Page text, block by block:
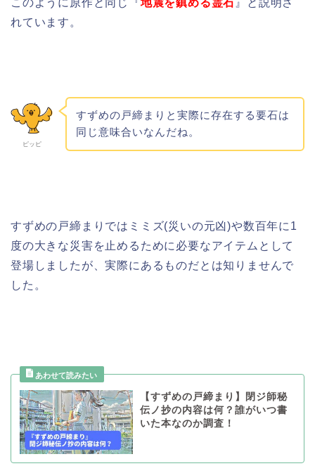
れています。
ピッピ
すずめの戸締まりと実際に存在する要石は
同じ意味合いなんだね。
すずめの戸締まりではミミズ(災いの元凶)や数百年に1
度の大きな災害を止めるために必要なアイテムとして
登場しましたが、実際にあるものだとは知りませんで
した。
【すずめの戸締まり】閉ジ師秘
伝ノ抄の内容は何？誰がいつ書
いた本なのか調査！